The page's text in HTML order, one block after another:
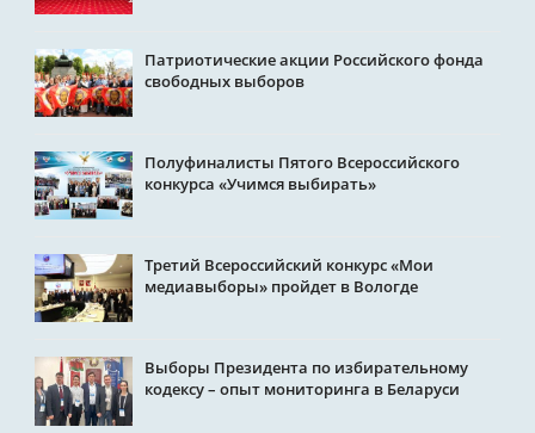
Патриотические акции Российского фонда
свободных выборов
Полуфиналисты Пятого Всероссийского
конкурса «Учимся выбирать»
Третий Всероссийский конкурс «Мои
медиавыборы» пройдет в Вологде
Выборы Президента по избирательному
кодексу – опыт мониторинга в Беларуси